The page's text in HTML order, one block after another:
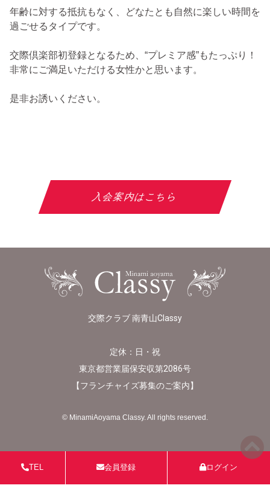
年齢に対する抵抗もなく、どなたとも自然に楽しい時間を
過ごせるタイプです。
交際倶楽部初登録となるため、“プレミア感”もたっぷり！
非常にご満足いただける女性かと思います。
是非お誘いください。
入会案内はこちら
交際クラブ 南青山Classy
定休：日・祝
東京都営業届保安収第2086号
【フランチャイズ募集のご案内】
© MinamiAoyama Classy. All rights reserved.
TEL 会員登録 ログイン